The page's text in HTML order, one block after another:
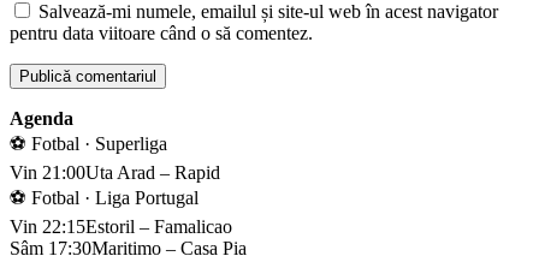
Salvează-mi numele, emailul și site-ul web în acest navigator
pentru data viitoare când o să comentez.
Agenda
⚽ Fotbal · Superliga
Vin 21:00Uta Arad – Rapid
⚽ Fotbal · Liga Portugal
Vin 22:15Estoril – Famalicao
Sâm 17:30Maritimo – Casa Pia